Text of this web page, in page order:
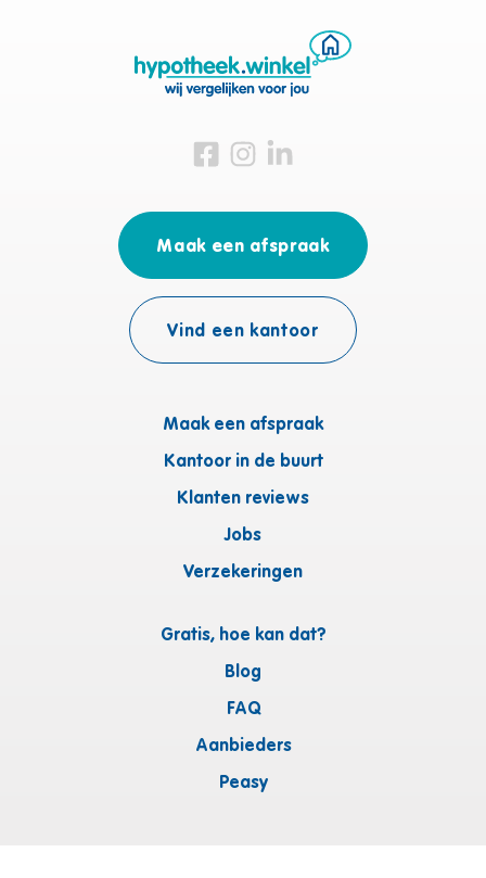
Bezoek ons op Facebook
Bezoek ons op Instagram
Bezoek ons op Linkedin
Maak een afspraak
Kantoor in de buurt
Klanten reviews
Jobs
Verzekeringen
Gratis, hoe kan dat?
Blog
FAQ
Aanbieders
Peasy
Maak een afspraak
Vind een kantoor